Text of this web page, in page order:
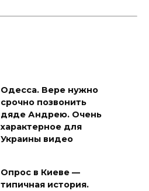
Одесса. Вере нужно
срочно позвонить
дяде Андрею. Очень
характерное для
Украины видео
Опрос в Киеве —
типичная история.